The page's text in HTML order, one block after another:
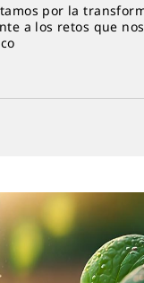
por la
a los retos que